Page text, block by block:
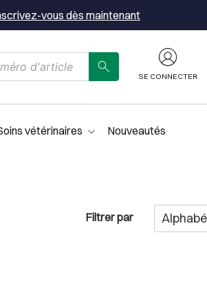
vous dès maintenant
SE CONNECTER
vétérinaires Nouveautés
Filtrer par